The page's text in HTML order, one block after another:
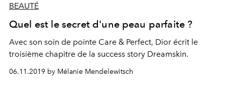
BEAUTÉ
Quel est le secret d'une peau parfaite ?
Avec son soin de pointe Care & Perfect, Dior écrit le
troisième chapitre de la success story Dreamskin.
06.11.2019 by Mélanie Mendelewitsch